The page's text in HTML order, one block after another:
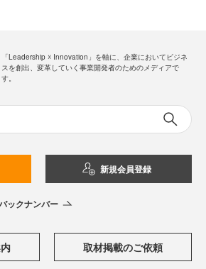
「Leadership ☓ Innovation」を軸に、企業においてビジネ
スを創出、変革していく事業開発者のためのメディアで
す。
新規会員登録
ックナンバー
取材掲載のご依頼